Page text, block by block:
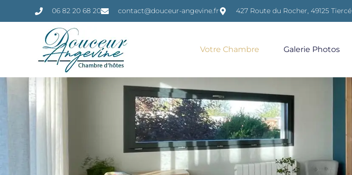
06 82 20 68 20 contact@douceur-angevine.fr 427 Route du Rocher, 49125 Tiercé
Votre Chambre Galerie Photos